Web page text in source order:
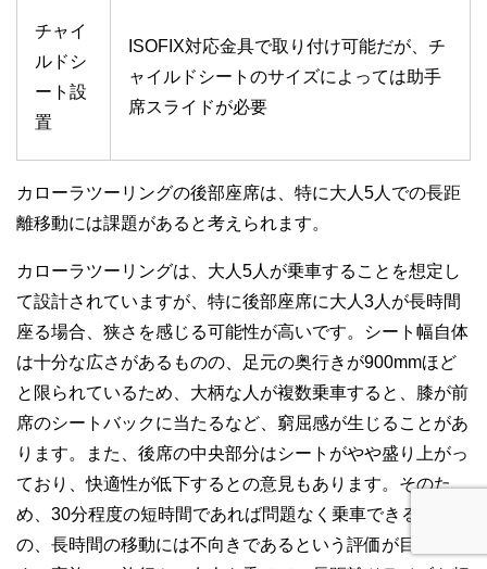
チャイ
ルドシ
ート設
置
ISOFIX対応金具で取り付け可能だが、チ
ャイルドシートのサイズによっては助手
席スライドが必要
カローラツーリングの後部座席は、特に大人5人での長距
離移動には課題があると考えられます。
カローラツーリングは、大人5人が乗車することを想定し
て設計されていますが、特に後部座席に大人3人が長時間
座る場合、狭さを感じる可能性が高いです。シート幅自体
は十分な広さがあるものの、足元の奥行きが900mmほど
と限られているため、大柄な人が複数乗車すると、膝が前
席のシートバックに当たるなど、窮屈感が生じることがあ
ります。また、後席の中央部分はシートがやや盛り上がっ
ており、快適性が低下するとの意見もあります。そのた
め、30分程度の短時間であれば問題なく乗車できるもの
の、長時間の移動には不向きであるという評価が目立ちま